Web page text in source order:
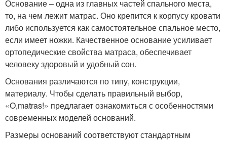
Основание – одна из главных частей спального места,
то, на чем лежит матрас. Оно крепится к корпусу кровати
либо используется как самостоятельное спальное место,
если имеет ножки. Качественное основание усиливает
ортопедические свойства матраса, обеспечивает
человеку здоровый и удобный сон.
Основания различаются по типу, конструкции,
материалу. Чтобы сделать правильный выбор,
«O,matras!» предлагает ознакомиться с особенностями
современных моделей оснований.
Размеры оснований соответствуют стандартным